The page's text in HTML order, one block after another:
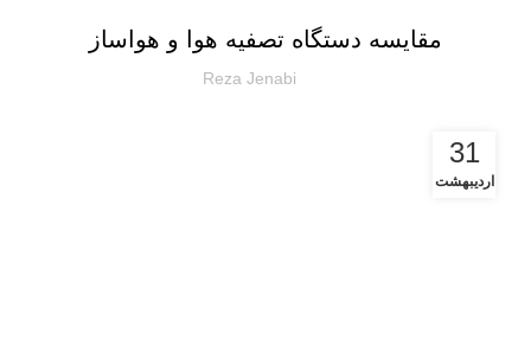
مقایسه دستگاه تصفیه هوا و هواساز
Reza Jenabi
31
اردیبهشت